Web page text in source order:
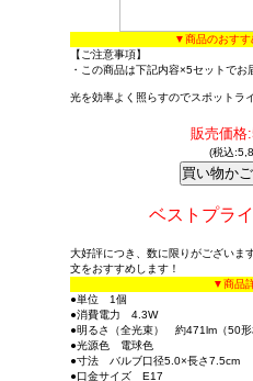
▼商品のおす
【ご注意事項】
・この商品は下記内容×5セットでお
光を効率よく照らすのでスポットラ
販売価格
(税込
ベストプラ
大好評につき、数に限りがございま
文をおすすめします！
▼商品
●単位 1個
●消費電力 4.3W
●明るさ（全光束） 約471lm（50形
●光源色 電球色
●寸法 バルブ口径5.0×長さ7.5cm
●口金サイズ E17